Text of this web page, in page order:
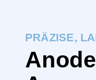
PRÄZISE,